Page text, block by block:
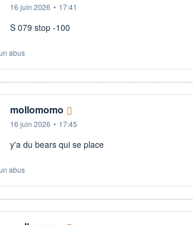
16 juin 2026 • 17:41
S 079 stop -100
abus
mollomomo
16 juin 2026 • 17:45
y'a du bears qui se place
abus